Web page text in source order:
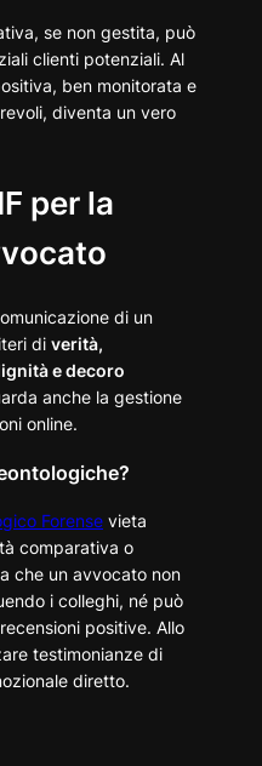
se non gestita, può
clienti potenziali. Al
ben monitorata e
diventa un vero
per la
di un
di verità,
e decoro
anche la gestione
online.
Forense vieta
comparativa o
che un avvocato non
i colleghi, né può
positive. Allo
testimonianze di
diretto.